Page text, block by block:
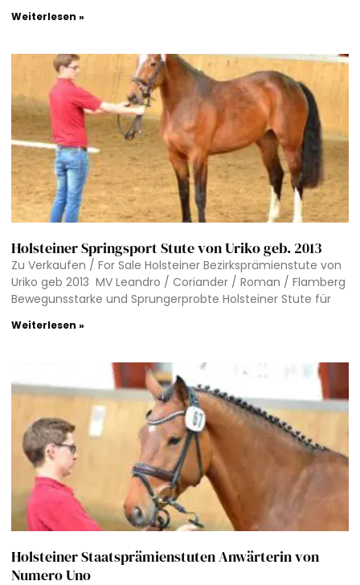
Weiterlesen »
Holsteiner Springsport Stute von Uriko geb. 2013
Zu Verkaufen / For Sale Holsteiner Bezirksprämienstute von
Uriko geb 2013 MV Leandro / Coriander / Roman / Flamberg
Bewegunsstarke und Sprungerprobte Holsteiner Stute für
Weiterlesen »
Holsteiner Staatsprämienstuten Anwärterin von
Numero Uno